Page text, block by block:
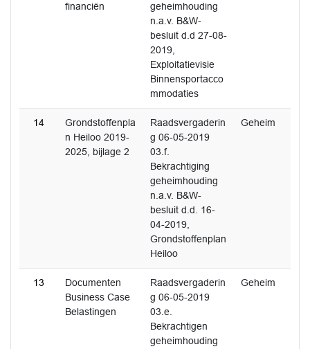
financiën
geheimhouding
n.a.v. B&W-
besluit d.d 27-08-
2019,
Exploitatievisie
Binnensportacco
mmodaties
14
Grondstoffenpla
n Heiloo 2019-
2025, bijlage 2
Raadsvergaderin
g 06-05-2019
03.f.
Bekrachtiging
geheimhouding
n.a.v. B&W-
besluit d.d. 16-
04-2019,
Grondstoffenplan
Heiloo
Geheim
13
Documenten
Business Case
Belastingen
Raadsvergaderin
g 06-05-2019
03.e.
Bekrachtigen
geheimhouding
Geheim